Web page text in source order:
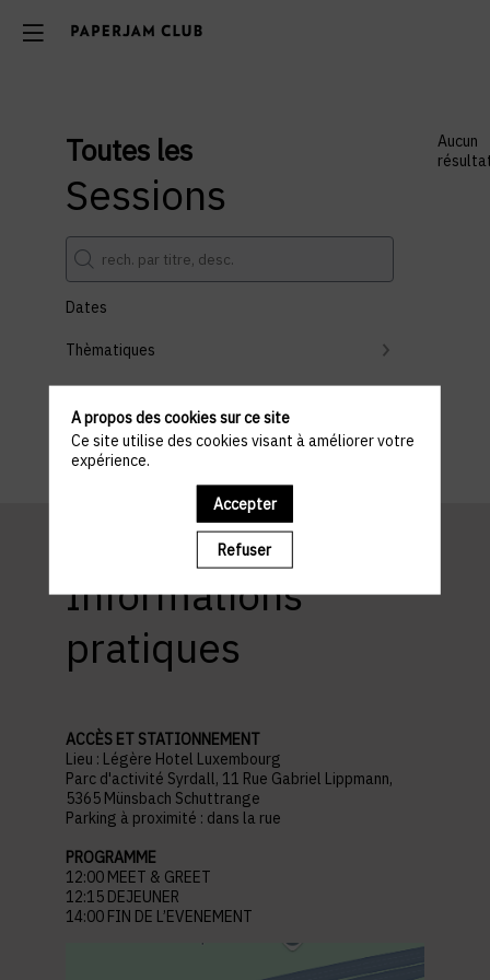
Toutes les
Sessions
Dates
Thèmatiques
Effacer tous les filtres
Aucun
Informations
pratiques
ACCÈS ET STATIONNEMENT
Lieu : Légère Hotel Luxembourg
Parc d'activité Syrdall, 11 Rue Gabriel Lippmann,
5365 Münsbach Schuttrange
Parking à proximité : dans la rue
PROGRAMME
12:00 MEET & GREET
12:15 DEJEUNER
14:00 FIN DE L’EVENEMENT
A propos des cookies sur ce site
Ce site utilise des cookies visant à améliorer votre
expérience.
Accepter
Refuser